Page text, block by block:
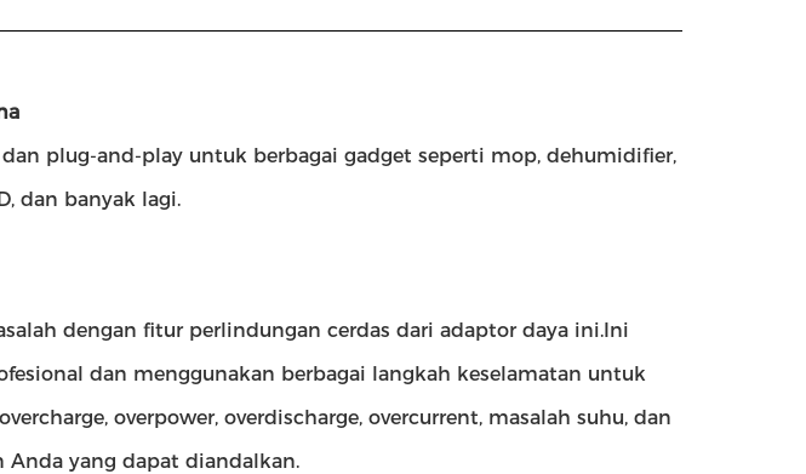
plug-and-play untuk berbagai gadget seperti mop, dehumidifier,
dan banyak lagi.
dengan fitur perlindungan cerdas dari adaptor daya ini.Ini
dan menggunakan berbagai langkah keselamatan untuk
overpower, overdischarge, overcurrent, masalah suhu, dan
Anda yang dapat diandalkan.